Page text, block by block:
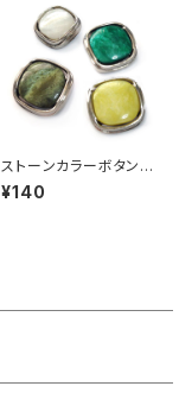
ストーンカラーボタン「1
6mm」（全4色）【A000
1】
¥140